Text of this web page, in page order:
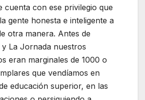
cuenta con ese privilegio que
gente honesta e inteligente a
otra manera. Antes de
La Jornada nuestros
eran marginales de 1000 o
que vendíamos en
educación superior, en las